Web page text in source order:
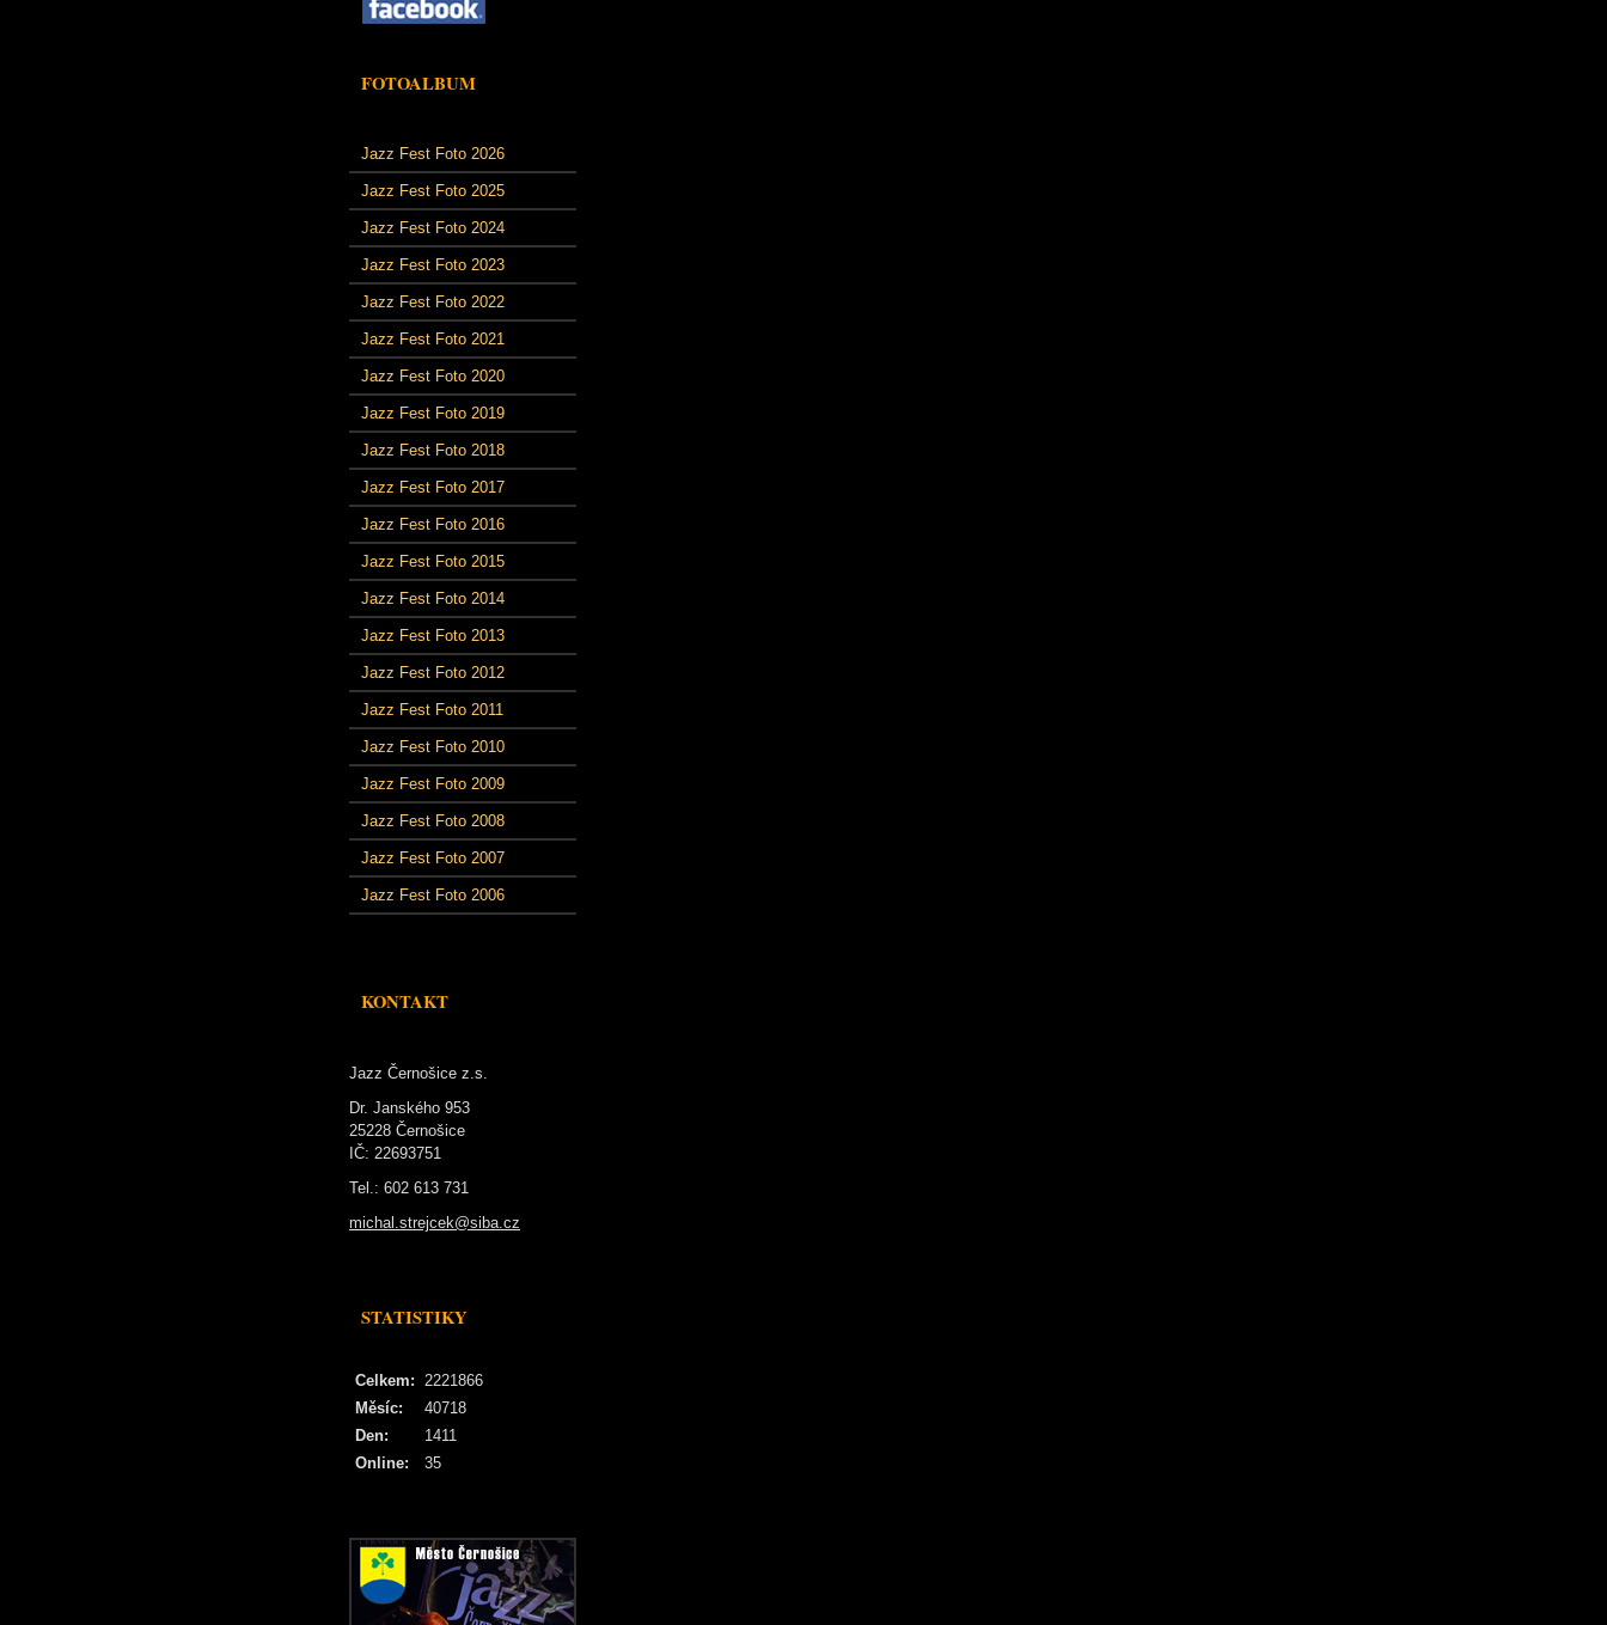
FOTOALBUM
Jazz Fest Foto 2026
Jazz Fest Foto 2025
Jazz Fest Foto 2024
Jazz Fest Foto 2023
Jazz Fest Foto 2022
Jazz Fest Foto 2021
Jazz Fest Foto 2020
Jazz Fest Foto 2019
Jazz Fest Foto 2018
Jazz Fest Foto 2017
Jazz Fest Foto 2016
Jazz Fest Foto 2015
Jazz Fest Foto 2014
Jazz Fest Foto 2013
Jazz Fest Foto 2012
Jazz Fest Foto 2011
Jazz Fest Foto 2010
Jazz Fest Foto 2009
Jazz Fest Foto 2008
Jazz Fest Foto 2007
Jazz Fest Foto 2006
KONTAKT
Jazz Černošice z.s.
Dr. Janského 953
25228 Černošice
IČ: 22693751
Tel.: 602 613 731
michal.strejcek@siba.cz
STATISTIKY
Online: 35
Celkem: 2221866
Měsíc:
40718
Den:
1411